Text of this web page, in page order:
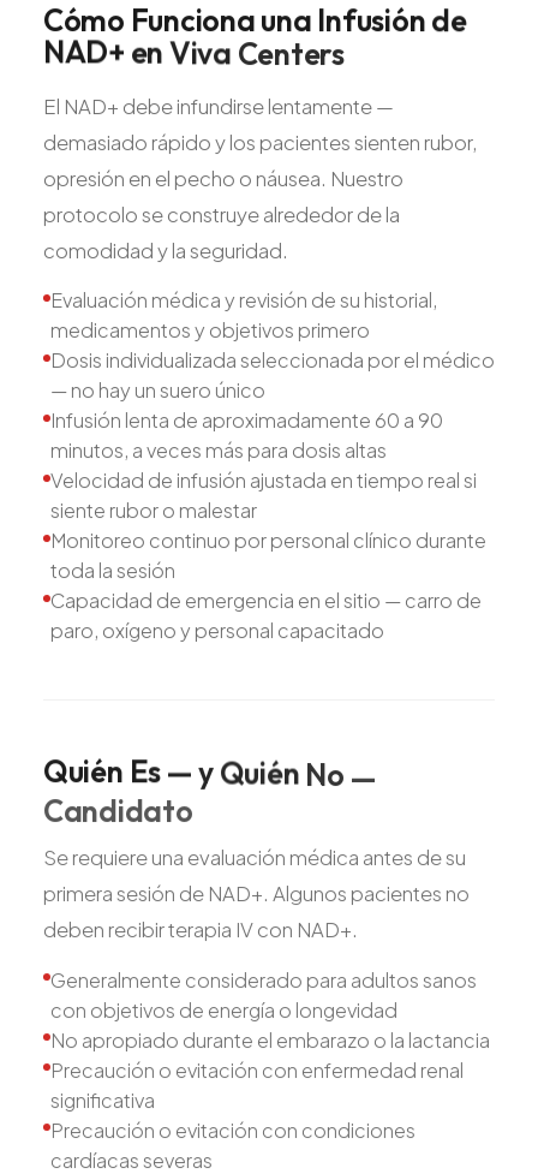
Cómo Funcionauna Infusiónde
NAD+ enViva Centers
El NAD+ debe infundirse lentamente —
demasiado rápido y los pacientes sienten rubor,
opresión en el pecho o náusea. Nuestro
protocolo se construye alrededor de la
comodidad y la seguridad.
Evaluación médica y revisión de su historial,
medicamentos y objetivos primero
Dosis individualizada seleccionada por el médico
— no hay un suero único
Infusión lenta de aproximadamente 60 a 90
minutos, a veces más para dosis altas
Velocidad de infusión ajustada en tiempo real si
siente rubor o malestar
Monitoreo continuo por personal clínico durante
toda la sesión
Capacidad de emergencia en el sitio — carro de
paro, oxígeno y personal capacitado
Quién Es—yQuién No —
Candidato
Se requiere una evaluación médica antes de su
primera sesión de NAD+. Algunos pacientes no
deben recibir terapia IV con NAD+.
Generalmente considerado para adultos sanos
con objetivos de energía o longevidad
No apropiado durante el embarazo o la lactancia
Precaución o evitación con enfermedad renal
significativa
Precaución o evitación con condiciones
cardíacas severas